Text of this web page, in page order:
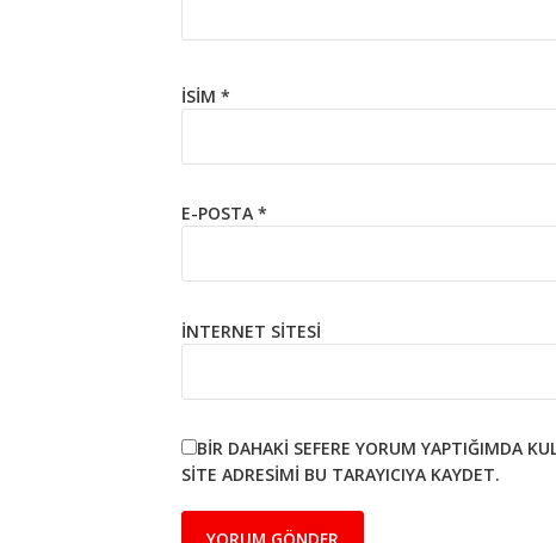
İSIM *
E-POSTA *
İNTERNET SITESI
BIR DAHAKI SEFERE YORUM YAPTIĞIMDA
SITE ADRESIMI BU TARAYICIYA KAYDET.